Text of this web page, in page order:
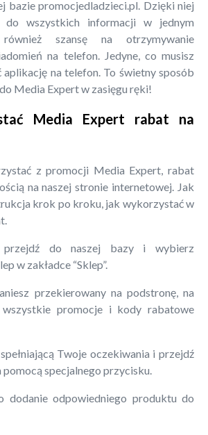
bazie promocjedladzieci.pl. Dzięki niej
do wszystkich informacji w jednym
szansę na otrzymywanie
na telefon. Jedyne, co musisz
aplikację na telefon. To świetny sposób
Media Expert w zasięgu ręki!
Media Expert rabat na
z promocji Media Expert, rabat
na naszej stronie internetowej. Jak
krok po kroku, jak wykorzystać w
do naszej bazy i wybierz
w zakładce “Sklep”.
przekierowany na podstronę, na
promocje i kody rabatowe
Twoje oczekiwania i przejdź
pomocą specjalnego przycisku.
dodanie odpowiedniego produktu do